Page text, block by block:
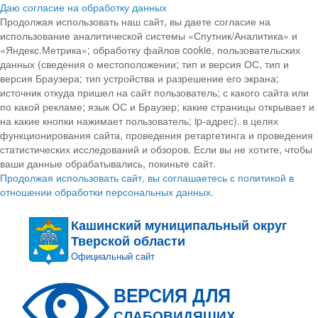
Даю согласие на обработку данных
Продолжая использовать наш сайт, вы даете согласие на
использование аналитической системы «Спутник/Аналитика» и
«Яндекс.Метрика»; обработку файлов cookie, пользовательских
данных (сведения о местоположении; тип и версия ОС, тип и
версия Браузера; тип устройства и разрешение его экрана;
источник откуда пришел на сайт пользователь; с какого сайта или
по какой рекламе; язык ОС и Браузер; какие страницы открывает и
на какие кнопки нажимает пользователь; ip-адрес). в целях
функционирования сайта, проведения ретаргетинга и проведения
статистических исследований и обзоров. Если вы не хотите, чтобы
ваши данные обрабатывались, покиньте сайт.
Продолжая использовать сайт, вы соглашаетесь с политикой в
отношении обработки персональных данных.